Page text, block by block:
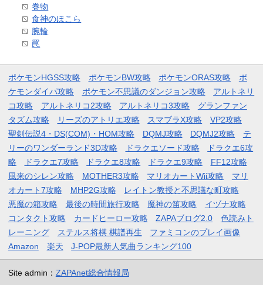
巻物
食神のほこら
腕輪
罠
ポケモンHGSS攻略 ポケモンBW攻略 ポケモンORAS攻略
ポ
ケモンダイパ攻略
ポケモン不思議のダンジョン攻略
アルトネリ
コ攻略
アルトネリコ2攻略 アルトネリコ3攻略
グランファン
タズム攻略
リーズのアトリエ攻略 スマブラX攻略
VP2攻略
聖剣伝説4・DS(COM)・HOM攻略
DQMJ攻略 DQMJ2攻略
テ
リーのワンダーランド3D攻略
ドラクエソード攻略
ドラクエ6攻
略
ドラクエ7攻略 ドラクエ8攻略 ドラクエ9攻略
FF12攻略
風来のシレン攻略
MOTHER3攻略 マリオカートWii攻略
マリ
オカート7攻略
MHP2G攻略
レイトン教授と不思議な町攻略
悪魔の箱攻略
最後の時間旅行攻略 魔神の笛攻略
イヅナ攻略
コンタクト攻略
カードヒーロー攻略 ZAPAブログ2.0
色読みト
レーニング
ステルス将棋 棋譜再生
ファミコンのプレイ画像
Amazon
楽天 J-POP最新人気曲ランキング100
Site admin： ZAPAnet総合情報局